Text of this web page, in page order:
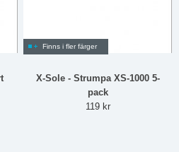
Finns i fler färger
X-Sole - Strumpa XS-1000 5-
pack
119 kr